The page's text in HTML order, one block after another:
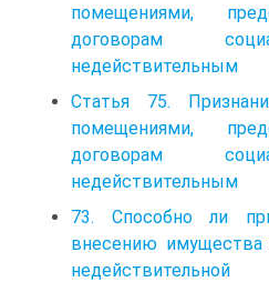
помещениями,
договорам
недействительным
Статья 75.
помещениями,
договорам
недействительным
73. Способно ли
внесению имущества